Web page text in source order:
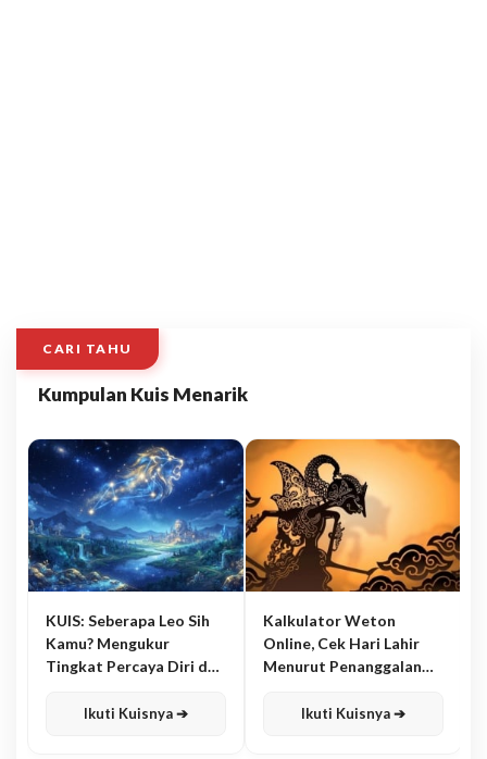
CARI TAHU
Kumpulan Kuis Menarik
KUIS: Seberapa Leo Sih
Kamu? Mengukur
Tingkat Percaya Diri dan
Ikuti Kuisnya ➔
Kalkulator Weton
Online, Cek Hari Lahir
Menurut Penanggalan
Ikuti Kuisnya ➔